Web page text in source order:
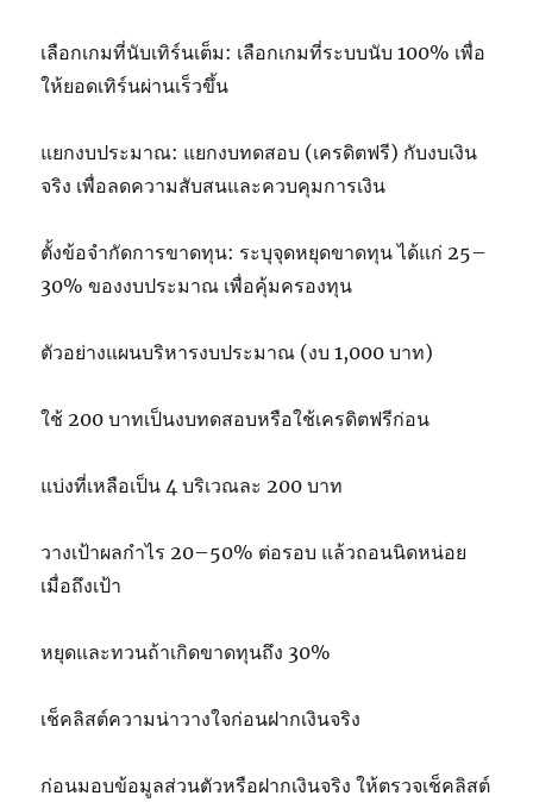
เลือกเกมที่นับเทิร์นเต็ม: เลือกเกมที่ระบบนับ 100% เพื่อ
ให้ยอดเทิร์นผ่านเร็วขึ้น
แยกงบประมาณ: แยกงบทดสอบ (เครดิตฟรี) กับงบเงิน
จริง เพื่อลดความสับสนและควบคุมการเงิน
ตั้งข้อจำกัดการขาดทุน: ระบุจุดหยุดขาดทุน ได้แก่ 25–
30% ของงบประมาณ เพื่อคุ้มครองทุน
ตัวอย่างแผนบริหารงบประมาณ (งบ 1,000 บาท)
ใช้ 200 บาทเป็นงบทดสอบหรือใช้เครดิตฟรีก่อน
แบ่งที่เหลือเป็น 4 บริเวณละ 200 บาท
วางเป้าผลกำไร 20–50% ต่อรอบ แล้วถอนนิดหน่อย
เมื่อถึงเป้า
หยุดและทวนถ้าเกิดขาดทุนถึง 30%
เช็คลิสต์ความน่าวางใจก่อนฝากเงินจริง
ก่อนมอบข้อมูลส่วนตัวหรือฝากเงินจริง ให้ตรวจเช็คลิสต์